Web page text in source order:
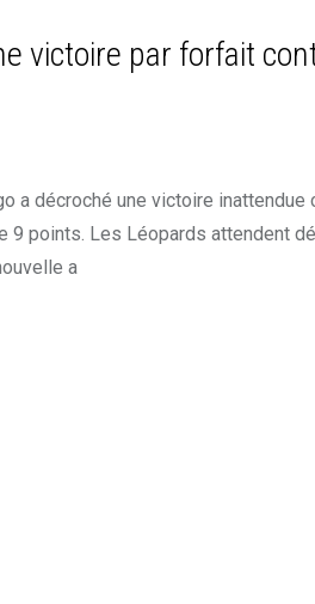
victoire par forfait
a décroché une victoire inattendue
9 points. Les Léopards attendent
a